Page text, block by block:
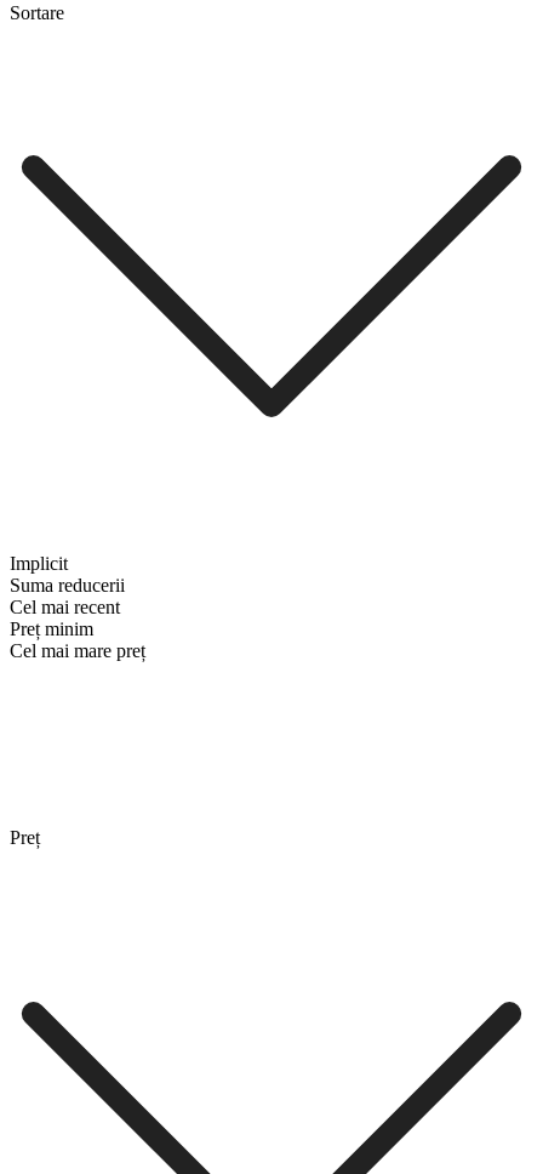
Sortare
Implicit
Suma reducerii
Cel mai recent
Preț minim
Cel mai mare preț
Preț